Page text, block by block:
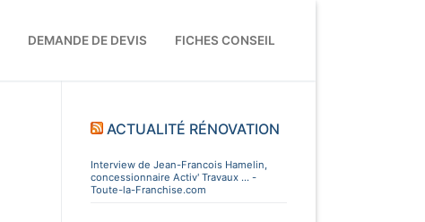
DEMANDE DE DEVIS FICHES CONSEIL
ACTUALITÉ RÉNOVATION
Interview de Jean-Francois Hamelin,
concessionnaire Activ' Travaux ... -
Toute-la-Franchise.com